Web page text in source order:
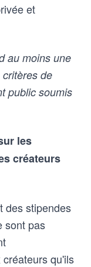
et
au moins une
de
public soumis
les
créateurs
des stipendes
sont pas
qu'ils